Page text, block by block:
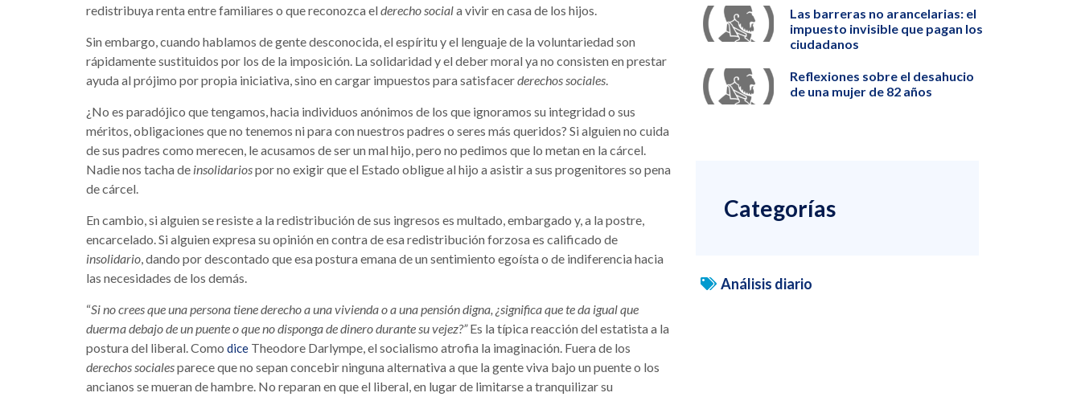
redistribuya renta entre familiares o que reconozca elderecho sociala vivir en casa de los hijos.
Sin embargo, cuando hablamos de gente desconocida, el espíritu y el lenguaje de la voluntariedad son
rápidamente sustituidos por los de la imposición. La solidaridad y el deber moral ya no consisten en prestar
ayuda al prójimo por propia iniciativa, sino en cargar impuestos para satisfacerderechos sociales.
¿No es paradójico que tengamos, hacia individuos anónimos de los que ignoramos su integridad o sus
méritos, obligaciones que no tenemos ni para con nuestros padres o seres más queridos? Si alguien no cuida
de sus padres como merecen, le acusamos de ser un mal hijo, pero no pedimos que lo metan en la cárcel.
Nadie nos tacha de insolidariospor no exigir que el Estado obligue al hijo a asistir a sus progenitores so pena
de cárcel.
En cambio, si alguien se resiste a la redistribución de sus ingresos es multado, embargado y, a la postre,
encarcelado. Si alguien expresa su opinión en contra de esa redistribución forzosa es calificado de
insolidario, dando por descontado que esa postura emana de un sentimiento egoísta o de indiferencia hacia
las necesidades de los demás.
“Si no crees que una persona tiene derecho a una vivienda o a una pensión digna, ¿significa que te da igual que
duerma debajo de un puente o que no disponga de dinero durante su vejez?”Es la típica reacción del estatista a la
postura del liberal. Como dice Theodore Darlympe, el socialismo atrofia la imaginación. Fuera de los
derechos socialesparece que no sepan concebir ninguna alternativa a que la gente viva bajo un puente o los
ancianos se mueran de hambre. No reparan en que el liberal, en lugar de limitarse a tranquilizar su
Las barreras no arancelarias: el
impuesto invisible que pagan los
ciudadanos
Reflexiones sobre el desahucio
de una mujer de 82 años
Categorías
Análisis diario